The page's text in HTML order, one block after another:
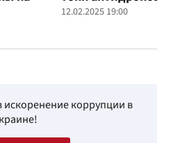
12.02.2025 19:00
искоренение коррупции в